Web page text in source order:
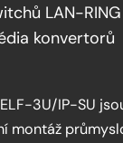
LAN-RING
konvertorů
3U/IP-SU
montáž